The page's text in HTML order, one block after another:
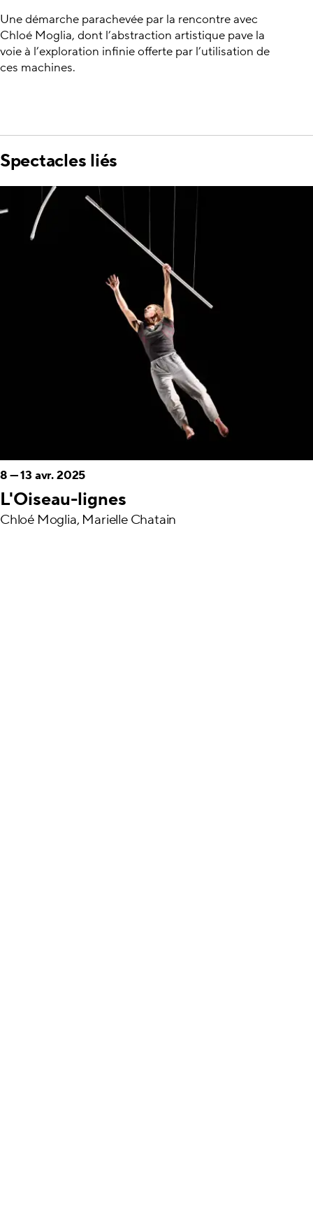
Une démarche parachevée par la rencontre avec
Chloé Moglia, dont l’abstraction artistique pave la
voie à l’exploration infinie offerte par l’utilisation de
ces machines.
Spectacles liés
L'Oiseau-lignes
8—13 avr. 2025
Chloé Moglia, Marielle Chatain